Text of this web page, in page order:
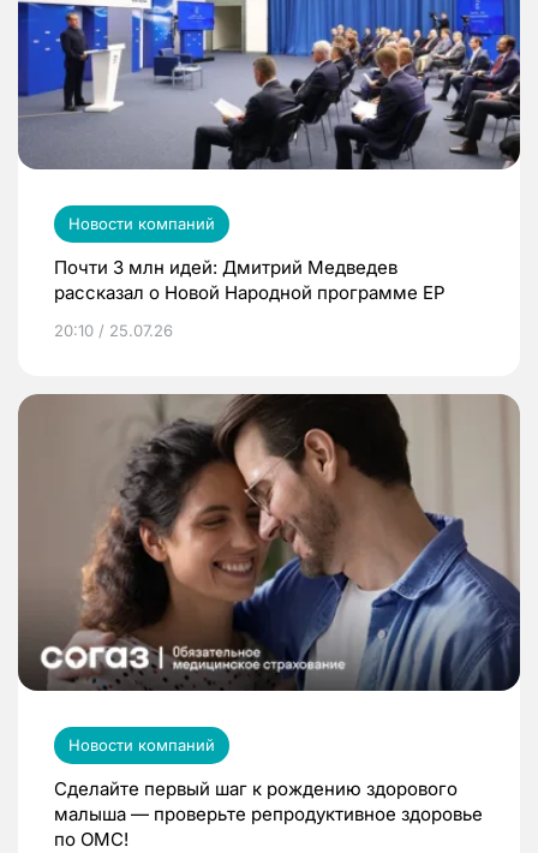
Новости компаний
Почти 3 млн идей: Дмитрий Медведев
рассказал о Новой Народной программе ЕР
20:10 / 25.07.26
Новости компаний
Сделайте первый шаг к рождению здорового
малыша — проверьте репродуктивное здоровье
по ОМС!